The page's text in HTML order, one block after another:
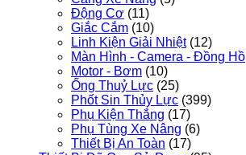
Động Cơ (11)
Giắc Cắm (10)
Linh Kiện Giải Nhiệt (12)
Màn Hình - Camera - Đồng Hồ
Motor - Bơm (10)
Ống Thuỷ Lực (25)
Phốt Sin Thủy Lực (399)
Phụ Kiện Thắng (17)
Phụ Tùng Xe Nâng (6)
Thiết Bị An Toàn (17)